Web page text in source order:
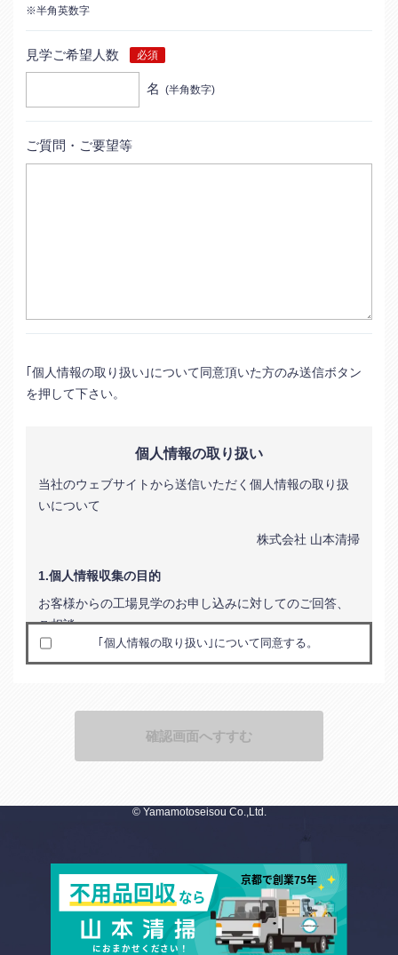
※半角英数字
見学ご希望人数
名 (半角数字)
ご質問・ご要望等
｢個人情報の取り扱い｣について同意頂いた方のみ送信ボタン
を押して下さい。
個人情報の取り扱い
当社のウェブサイトから送信いただく個人情報の取り扱
いについて
株式会社 山本清掃
1.個人情報収集の目的
お客様からの工場見学のお申し込みに対してのご回答、
ご相談。
2.個人情報の利用
お客様の同意なしに、第三者へ提供することは一切ござ
4.個人情報提供の任意性と生じる結果
お客様が個人情報を提供されるかどうかはご本人の任意
ですが、ご提供いただけないときは、お客様のご要望に
お応えすることは出来かねます。
｢個人情報の取り扱い｣について同意する。
© Yamamotoseisou Co.,Ltd.